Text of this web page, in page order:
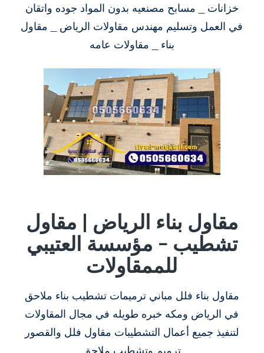
خزانات _ مسابح مصنعيه بدون المواد جوده واتقان
في العمل وتسليم مهندس مقاولات الرياض _ مقاول
بناء _ مقاولات عامه
مقاول بناء الرياض | مقاول
تشطيب – مؤسسة العتيبي
للممقاولات
مقاول بناء فلل مباني ترميمات تشطيب بناء ملاحق
في الرياض ومكه خبره طويله في مجال المقاولات
لتنفيذ جميع أعمال التشطيبات مقاول فلل والقصور
ترميم وتشطيب ملاحق